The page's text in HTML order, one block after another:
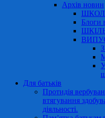
Архів новин
Блоги
Для батьків
Протидія
втягування
діяльності.